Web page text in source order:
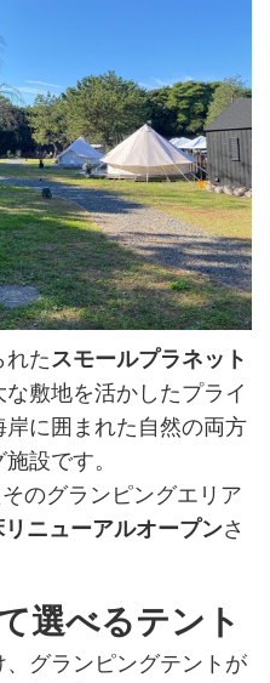
れた スモールプラネット
な敷地を活かしたプライ
に囲まれた自然の両方
設です。
そのグランピングエリア
ニューアルオープンさ
選べるテント
グランピングテントが